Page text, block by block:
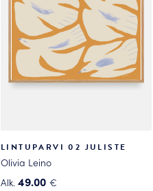
tehdä
valinnat
tuotteen
sivulla.
LINTUPARVI 02 JULISTE
Olivia Leino
Alk. 49.00 €